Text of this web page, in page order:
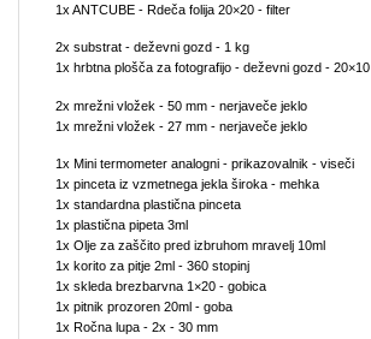
1x ANTCUBE - Rdeča folija 20×20 - filter
2x substrat - deževni gozd - 1 kg
1x hrbtna plošča za fotografijo - deževni gozd - 20×10
2x mrežni vložek - 50 mm - nerjaveče jeklo
1x mrežni vložek - 27 mm - nerjaveče jeklo
1x Mini termometer analogni - prikazovalnik - viseči
1x pinceta iz vzmetnega jekla široka - mehka
1x standardna plastična pinceta
1x plastična pipeta 3ml
1x Olje za zaščito pred izbruhom mravelj 10ml
1x korito za pitje 2ml - 360 stopinj
1x skleda brezbarvna 1×20 - gobica
1x pitnik prozoren 20ml - goba
1x Ročna lupa - 2x - 30 mm